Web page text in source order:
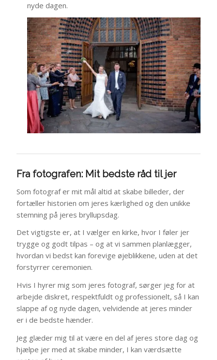
nyde dagen.
Fra fotografen: Mit bedste råd til jer
Som fotograf er mit mål altid at skabe billeder, der
fortæller historien om jeres kærlighed og den unikke
stemning på jeres bryllupsdag.
Det vigtigste er, at I vælger en kirke, hvor I føler jer
trygge og godt tilpas – og at vi sammen planlægger,
hvordan vi bedst kan forevige øjeblikkene, uden at det
forstyrrer ceremonien.
Hvis I hyrer mig som jeres fotograf, sørger jeg for at
arbejde diskret, respektfuldt og professionelt, så I kan
slappe af og nyde dagen, velvidende at jeres minder
er i de bedste hænder.
Jeg glæder mig til at være en del af jeres store dag og
hjælpe jer med at skabe minder, I kan værdsætte